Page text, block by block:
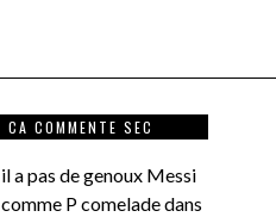
CA COMMENTE SEC
il a pas de genoux Messi
comme P comeladedans